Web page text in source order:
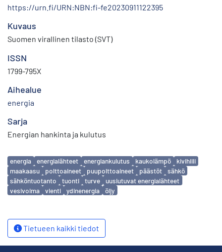
https://urn.fi/URN:NBN:fi-fe20230911122395
Kuvaus
Suomen virallinen tilasto (SVT)
ISSN
1799-795X
Aihealue
energia
Sarja
Energian hankinta ja kulutus
Avainsanat
energia energialähteet energiankulutus kaukolämpö
kivihiili
maakaasu
polttoaineet puupolttoaineet päästöt
sähkö
sähköntuotanto
tuonti turve
uusiutuvat energialähteet
vesivoima
vienti ydinenergia öljy
Tietueen kaikki tiedot